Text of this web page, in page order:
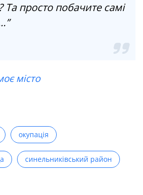
Та просто побачите самі
місто
окупація
синельниківський район